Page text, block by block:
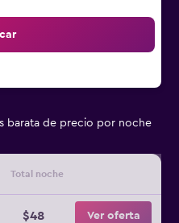
barata de precio por noche
Total noche
$48 Ver oferta